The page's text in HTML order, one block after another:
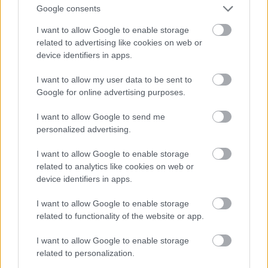
Google consents
I want to allow Google to enable storage
related to advertising like cookies on web or
device identifiers in apps.
I want to allow my user data to be sent to
Google for online advertising purposes.
I want to allow Google to send me
personalized advertising.
I want to allow Google to enable storage
related to analytics like cookies on web or
device identifiers in apps.
I want to allow Google to enable storage
related to functionality of the website or app.
I want to allow Google to enable storage
related to personalization.